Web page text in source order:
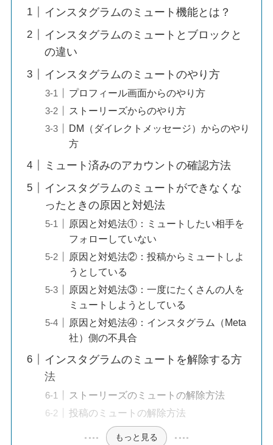
インスタグラムのミュート機能とは？
インスタグラムのミュートとブロックと
の違い
インスタグラムのミュートのやり方
プロフィール画面からのやり方
ストーリーズからのやり方
DM（ダイレクトメッセージ）からのやり
方
ミュート済みのアカウントの確認方法
インスタグラムのミュートができなくな
ったときの原因と対処法
原因と対処法①：ミュートしたい相手を
フォローしていない
原因と対処法②：投稿からミュートしよ
うとしている
原因と対処法③：一度にたくさんの人を
ミュートしようとしている
原因と対処法④：インスタグラム（Meta
社）側の不具合
インスタグラムのミュートを解除する方
法
ストーリーズのミュートの解除方法
投稿のミュートの解除方法
もっと見る